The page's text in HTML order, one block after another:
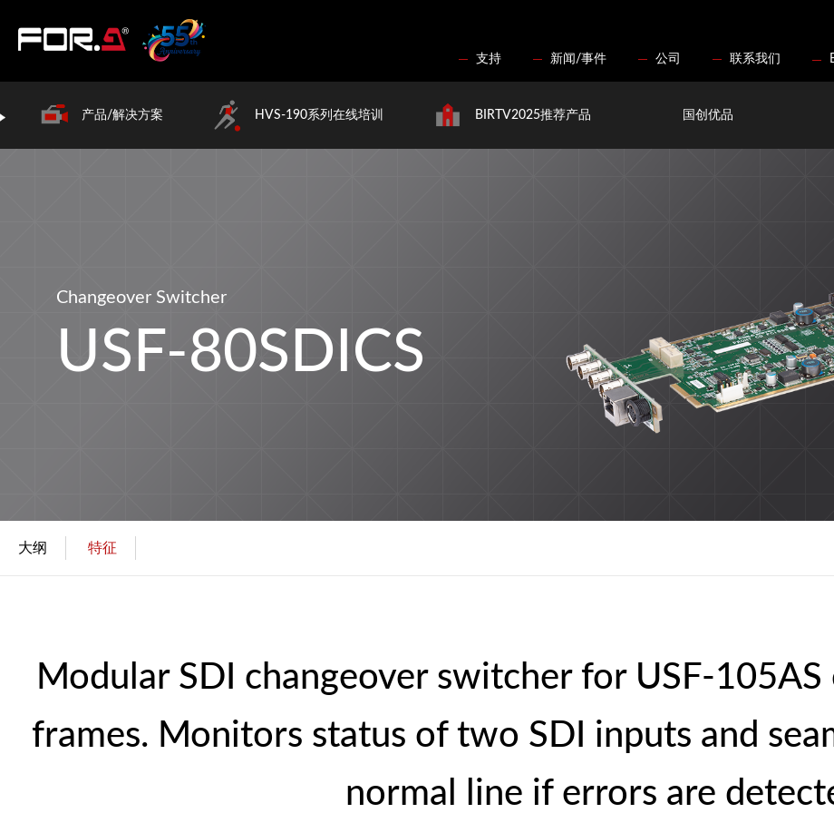
产品/解决方案 HVS-190系列在线培训 BIRTV2025推荐产品 国创优品
支持 新闻/事件 公司 联系我们
Changeover Switcher
USF-80SDICS
大纲 特征
Modular SDI changeover switcher for USF-
frames. Monitors status of two SDI inputs and
normal line if errors are